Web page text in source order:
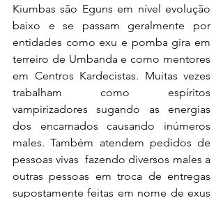
Kiumbas são Eguns em nível evolução
baixo e se passam geralmente por
entidades como exu e pomba gira em
terreiro de Umbanda e como mentores
em Centros Kardecistas. Muitas vezes
trabalham como espíritos
vampirizadores sugando as energias
dos encarnados causando inúmeros
males. Também atendem pedidos de
pessoas vivas  fazendo diversos males a
outras pessoas em troca de entregas
supostamente feitas em nome de exus